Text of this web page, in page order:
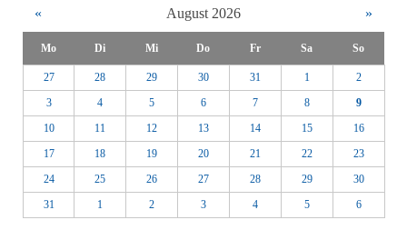
« August 2026 »
Mo Di Mi Do Fr Sa So
27 28 29 30 31 1
2
3
4 5 6 7 8
9
10
11 12 13 14 15
16
17
18 19 20 21 22
23
24
25 26 27 28 29
30
31
1 2 3 4 5 6